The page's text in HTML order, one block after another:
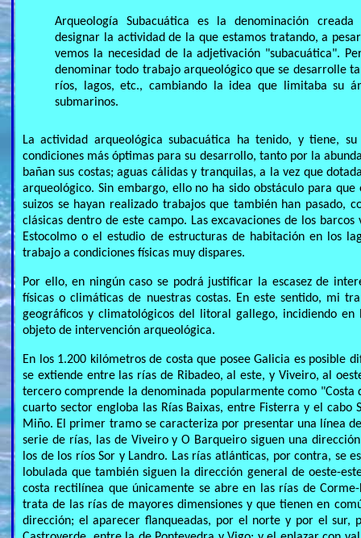
Arqueología Subacuática es la denominación
designar la actividad de la que estamos tratando, a
vemos la necesidad de la adjetivación "subacuática".
denominar todo trabajo arqueológico que se desarrolle
ríos, lagos, etc., cambiando la idea que limitaba su
submarinos.
La actividad arqueológica subacuática ha tenido, y tiene,
condiciones más óptimas para su desarrollo, tanto por la
bañan sus costas; aguas cálidas y tranquilas, a la vez que
arqueológico. Sin embargo, ello no ha sido obstáculo para
suizos se hayan realizado trabajos que también han pasado,
clásicas dentro de este campo. Las excavaciones de los
Estocolmo o el estudio de estructuras de habitación en los
trabajo a condiciones físicas muy dispares.
Por ello, en ningún caso se podrá justificar la escasez de
físicas o climáticas de nuestras costas. En este sentido, mi
geográficos y climatológicos del litoral gallego, incidiendo
objeto de intervención arqueológica.
En los 1.200 kilómetros de costa que posee Galicia es
se extiende entre las rías de Ribadeo, al este, y Viveiro, al
tercero comprende la denominada popularmente como
cuarto sector engloba las Rías Baixas, entre Fisterra y el
Miño. El primer tramo se caracteriza por presentar una línea
serie de rías, las de Viveiro y O Barqueiro siguen una
los de los ríos Sor y Landro. Las rías atlánticas, por contra, se
lobulada que también siguen la dirección general de oeste-
costa rectilínea que únicamente se abre en las rías de
trata de las rías de mayores dimensiones y que tienen en
dirección; el aparecer flanqueadas, por el norte y por el sur,